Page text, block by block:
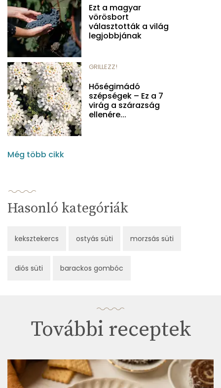
Ezt a magyar
vörösbort
választották a világ
legjobbjának
GRILLEZZ!
Hőségimádó
szépségek – Ez a 7
virág a szárazság
ellenére...
Még több cikk
Hasonló kategóriák
keksztekercs ostyás süti morzsás süti
diós süti barackos gombóc
További receptek